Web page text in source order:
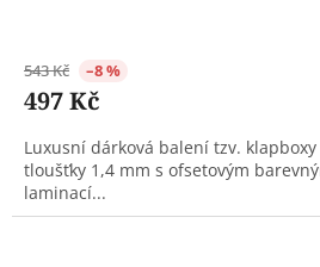
543 Kč –8 %
497 Kč
Luxusní dárková balení tzv.
tloušťky 1,4 mm s ofsetovým
laminací...